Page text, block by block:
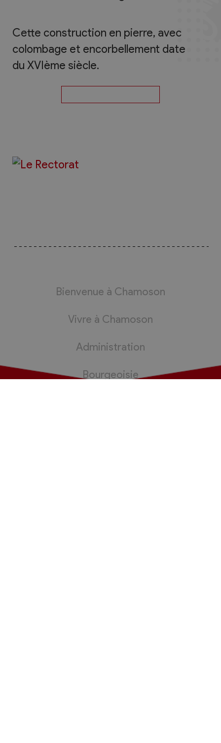
Cette construction en pierre, avec
colombage et encorbellement date
du XVIème siècle.
Bienvenue à Chamoson
Vivre à Chamoson
Administration
Bourgeoisie